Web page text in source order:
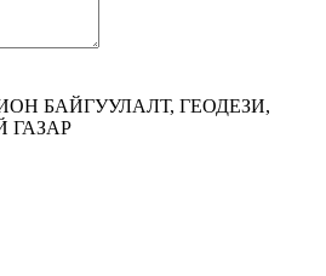
БАЙГУУЛАЛТ, ГЕОДЕЗИ,
ГАЗАР